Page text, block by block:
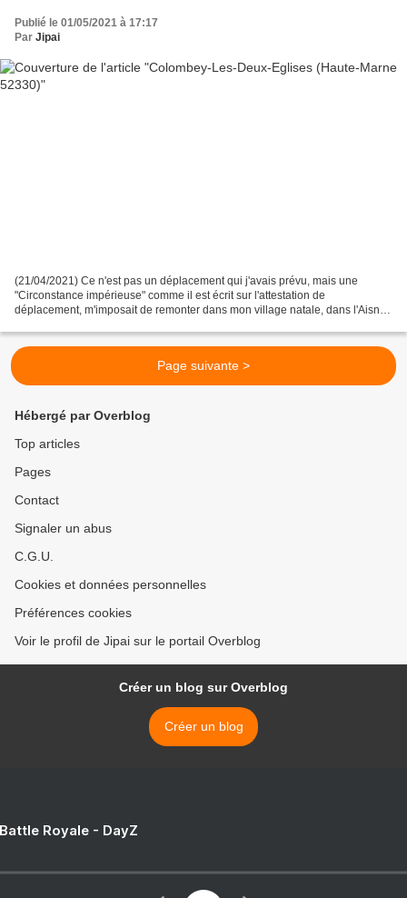
Publié le 01/05/2021 à 17:17
Par Jipai
(21/04/2021) Ce n'est pas un déplacement qui j'avais prévu, mais une
"Circonstance impérieuse" comme il est écrit sur l'attestation de
déplacement, m'imposait de remonter dans mon village natale, dans l'Aisne
Page suivante >
Hébergé par Overblog
Top articles
Pages
Contact
Signaler un abus
C.G.U.
Cookies et données personnelles
Préférences cookies
Voir le profil de Jipai sur le portail Overblog
Créer un blog sur Overblog
Créer un blog
Royale - DayZ